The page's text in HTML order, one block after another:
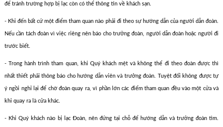
để tránh trường hợp bị lạc còn có thể thông tin về khách sạn.
- Khi đến bất cứ một điểm tham quan nào phải đi theo sự hướng dẫn của người dẫn đoàn.
Nếu cần tách đoàn vì việc riêng nên báo cho trưởng đoàn, người dẫn đoàn hoặc người đi
trước biết.
- Trong hành trình tham quan, khi Quý khách mệt và không thể đi theo đoàn được thì
nhất thiết phải thông báo cho hướng dẫn viên và trưởng đoàn. Tuyệt đối không được tự
ý ngồi nghỉ lại để chờ đoàn quay ra, vì phần lớn các điểm tham quan đều vào một cửa và
khi quay ra là cửa khác.
- Khi Quý khách nào bị lạc Đoàn, nên đứng tại chỗ để hướng dẫn và trưởng đoàn tìm.